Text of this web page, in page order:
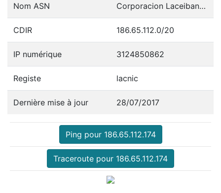
Nom ASN Corporacion Laceibanetsociety
CDIR 186.65.112.0/20
IP numérique 3124850862
Registe lacnic
Dernière mise à jour 28/07/2017
Ping pour 186.65.112.174
Traceroute pour 186.65.112.174